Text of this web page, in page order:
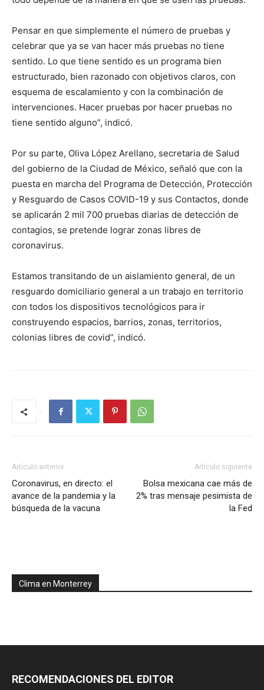
Pensar en que simplemente el número de pruebas y
celebrar que ya se van hacer más pruebas no tiene
sentido. Lo que tiene sentido es un programa bien
estructurado, bien razonado con objetivos claros, con
esquema de escalamiento y con la combinación de
intervenciones. Hacer pruebas por hacer pruebas no
tiene sentido alguno”, indicó.
Por su parte, Oliva López Arellano, secretaria de Salud
del gobierno de la Ciudad de México, señaló que con la
puesta en marcha del Programa de Detección, Protección
y Resguardo de Casos COVID-19 y sus Contactos, donde
se aplicarán 2 mil 700 pruebas diarias de detección de
contagios, se pretende lograr zonas libres de
coronavirus.
Estamos transitando de un aislamiento general, de un
resguardo domiciliario general a un trabajo en territorio
con todos los dispositivos tecnológicos para ir
construyendo espacios, barrios, zonas, territorios,
colonias libres de covid”, indicó.
Artículo anterior
Coronavirus, en directo: el
avance de la pandemia y la
búsqueda de la vacuna
Artículo siguiente
Bolsa mexicana cae más de
2% tras mensaje pesimista de
la Fed
Clima en Monterrey
RECOMENDACIONES DEL EDITOR